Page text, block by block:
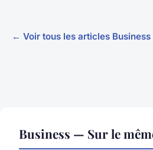
← Voir tous les articles Business
Business — Sur le